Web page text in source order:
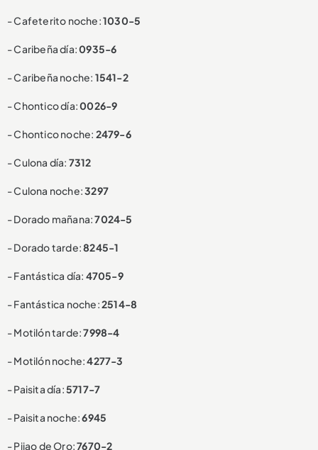
- Cafeterito noche:1030-5
- Caribeña día:0935-6
- Caribeña noche: 1541-2
- Chontico día:0026-9
- Chontico noche: 2479-6
- Culona día: 7312
- Culona noche:3297
- Dorado mañana:7024-5
- Dorado tarde:8245-1
- Fantástica día: 4705-9
- Fantástica noche:2514-8
- Motilón tarde:7998-4
- Motilón noche:4277-3
- Paisita día:5717-7
- Paisita noche:6945
- Pijao de Oro:7670-2